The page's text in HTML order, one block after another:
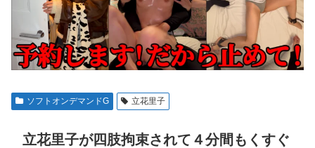
ソフトオンデマンドG 立花里子
立花里子が四肢拘束されて４分間もくすぐ